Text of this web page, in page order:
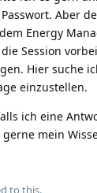
Aber
Energy
Session
Hier suche
einzustellen.
ich eine
mein
to this.